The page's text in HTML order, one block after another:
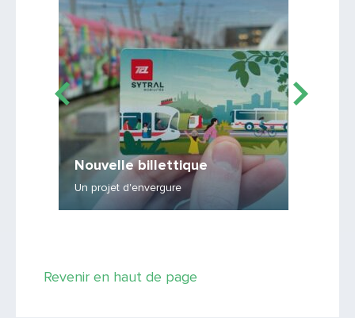
Nouvelle billettique
Un projet d'envergure
Revenir en haut de page